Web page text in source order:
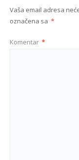
Vaša email adresa
označena sa *
Komentar *